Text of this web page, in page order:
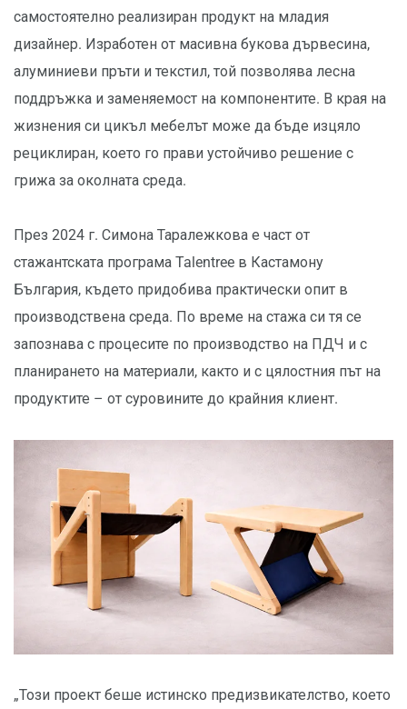
самостоятелно реализиран продукт на младия
дизайнер. Изработен от масивна букова дървесина,
алуминиеви пръти и текстил, той позволява лесна
поддръжка и заменяемост на компонентите. В края на
жизнения си цикъл мебелът може да бъде изцяло
рециклиран, което го прави устойчиво решение с
грижа за околната среда.
През 2024 г. Симона Таралежкова е част от
стажантската програма Talentree в Кастамону
България, където придобива практически опит в
производствена среда. По време на стажа си тя се
запознава с процесите по производство на ПДЧ и с
планирането на материали, както и с цялостния път на
продуктите – от суровините до крайния клиент.
„Този проект беше истинско предизвикателство, което